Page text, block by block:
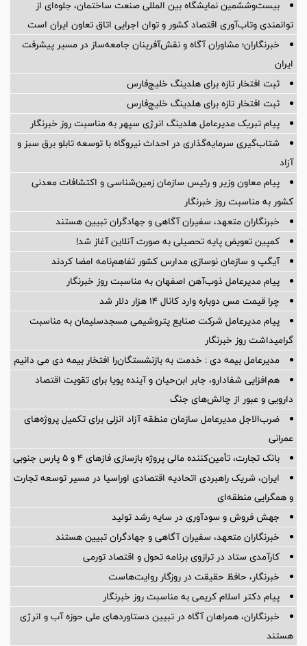
بیست‌وششمین نمایشگاه بین المللی صنعت ساختمان، جلوه‌ای از
توانمندی وتاب‌آوری اقتصاد کشور و توان اجرایی اتاق تعاون ایران است
خبرنگاران؛ مشاوران آگاه و نقش‌آفرینان جامعه‌ساز در مسیر پیشرفت
ایران
ثبت افتخار تازه برای هلدینگ خلیج‌فارس
ثبت افتخار تازه برای هلدینگ خلیج‌فارس
پیام تبریک مدیرعامل هلدینگ انرژی سپهر به مناسبت روز خبرنگار
شتاب‌گیری سرمایه‌گذاری در احداث نیروگاه با توسعه تابلو برق سبز و
آزاد
پیام معاون وزیر و رئیس سازمان زمین‌شناسی و اکتشافات معدنی
کشور به مناسبت روز خبرنگار
خبرنگاران متعهد، سفیران آگاهی و جهادگران تبیین هستند
کمپین تعویض پایه تحصیلی به صورت آنلاین آغاز شد!
آیگپ و سازمان نوسازی مدارس کشور تفاهم‌نامه امضا کردند
پیام مدیرعامل ذوب‌آهن اصفهان به مناسبت روز خبرنگار
چرا قیمت مس دوباره وارد کانال ۱۴ هزار دلار شد
پیام مدیرعامل شركت صنایع پتروشیمی مسجدسلیمان به مناسبت
گرامیداشت روز خبرنگار
مدیرعامل بیمه دی : خدمت به بازنشستگان‌را افتخار بیمه دی می دانیم
هم‌افزایی شفادارو، جابر ابن‌حیان و آینده پویا برای تقویت اقتصاد
دارویی و عبور از چالش‌های جنگ
ضرب‌الاجل مدیرعامل سازمان منطقه آزاد انزلی برای تكمیل پروژه‌های
عمرانی
بانک تجارت، تأمین‌کننده مالی پروژه بازسازی فازهای ۴ و ۵ پارس جنوبی
ایران، شریک راهبردی اتحادیه اقتصادی اوراسیا در مسیر توسعه تجارت
و همگرایی منطقه‌ای
جهش فروش و سودآوری در سایه رشد تولید
خبرنگاران متعهد، سفیران آگاهی و جهادگران تبیین هستند
کارآمدی ستاد در ترازوی برنامه تحول و اقتصاد تورمی
خبرنگار، حافظ حقیقت در روزگار روایت‌هاست
پیام دکتر اسلام کریمی به مناسبت روز خبرنگار
خبرنگاران، همراهان آگاه در تبیین دستاوردهای ملی حوزه آب و انرژی
هستند